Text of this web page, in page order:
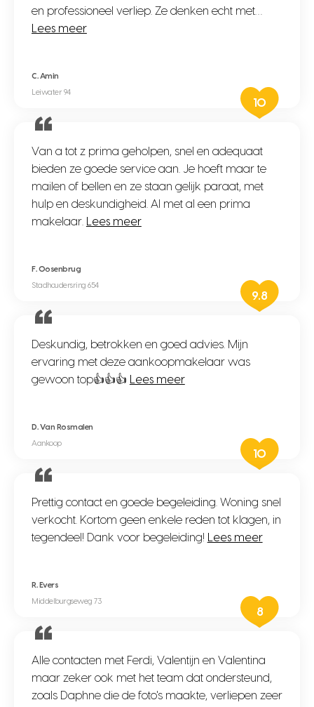
en professioneel verliep. Ze denken echt met…
Lees meer
C. Amin
Leiwater 94
10
Van a tot z prima geholpen, snel en adequaat
bieden ze goede service aan. Je hoeft maar te
mailen of bellen en ze staan gelijk paraat, met
hulp en deskundigheid. Al met al een prima
makelaar.
Lees meer
F. Oosenbrug
Stadhoudersring 654
9.8
Deskundig, betrokken en goed advies. Mijn
ervaring met deze aankoopmakelaar was
gewoon top👍👍👍
Lees meer
D. Van Rosmalen
Aankoop
10
Prettig contact en goede begeleiding. Woning snel
verkocht. Kortom geen enkele reden tot klagen, in
tegendeel! Dank voor begeleiding!
Lees meer
R. Evers
Middelburgseweg 73
8
Alle contacten met Ferdi, Valentijn en Valentina
maar zeker ook met het team dat ondersteund,
zoals Daphne die de foto's maakte, verliepen zeer